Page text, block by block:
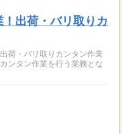
出荷・バリ取りカ
荷・バリ取りカンタン作業
ンタン作業を行う業務とな